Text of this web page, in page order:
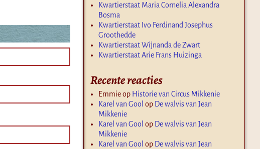
Kwartierstaat Maria Cornelia Alexandra
Bosma
Kwartierstaat Ivo Ferdinand Josephus
Groothedde
Kwartierstaat Wijnanda de Zwart
Kwartierstaat Arie Frans Huizinga
Recente reacties
Emmieop Historie van Circus Mikkenie
Karel van Gool op De walvis van Jean
Mikkenie
Karel van Gool op De walvis van Jean
Mikkenie
Karel van Gool op De walvis van Jean